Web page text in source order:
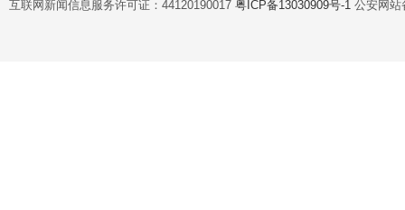
互联网新闻信息服务许可证：44120190017 粤ICP备13030909号-1 公安网站